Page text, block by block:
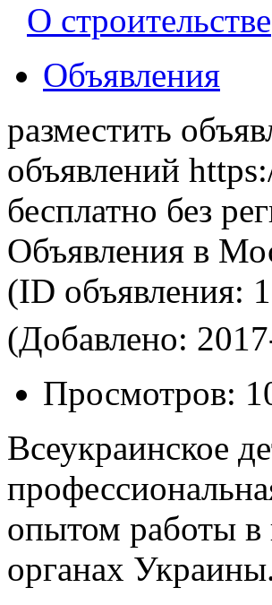
О строительстве
Объявления
разместить
объявлений
бесплатно без
Объявления в
(ID объявления:
(Добавлено:
Просмотров:
Всеукраинское
опытом работы в
органах